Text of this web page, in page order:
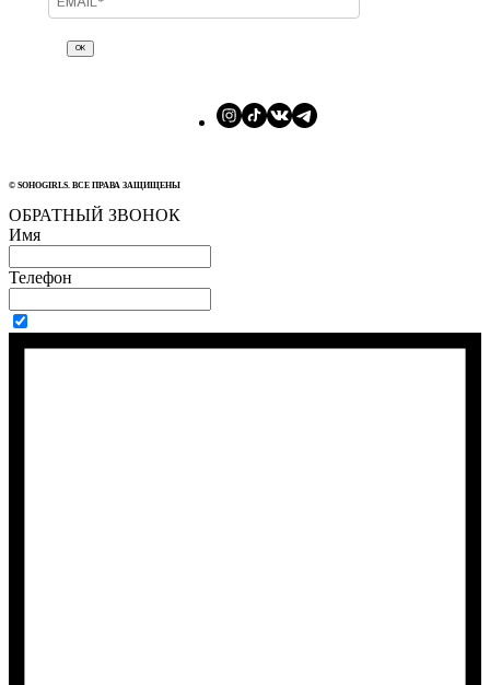
ОК
© SOHOGIRLS. ВСЕ ПРАВА ЗАЩИЩЕНЫ
ОБРАТНЫЙ ЗВОНОК
Имя
Телефон